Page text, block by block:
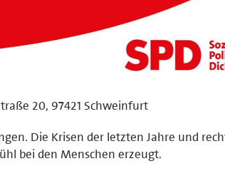
20, 97421 Schweinfurt
Die Krisen der letzten Jahre und
bei den Menschen erzeugt.